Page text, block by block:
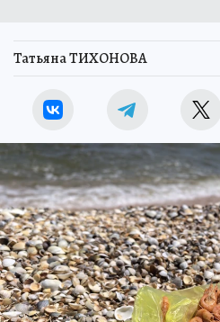
Татьяна ТИХОНОВА